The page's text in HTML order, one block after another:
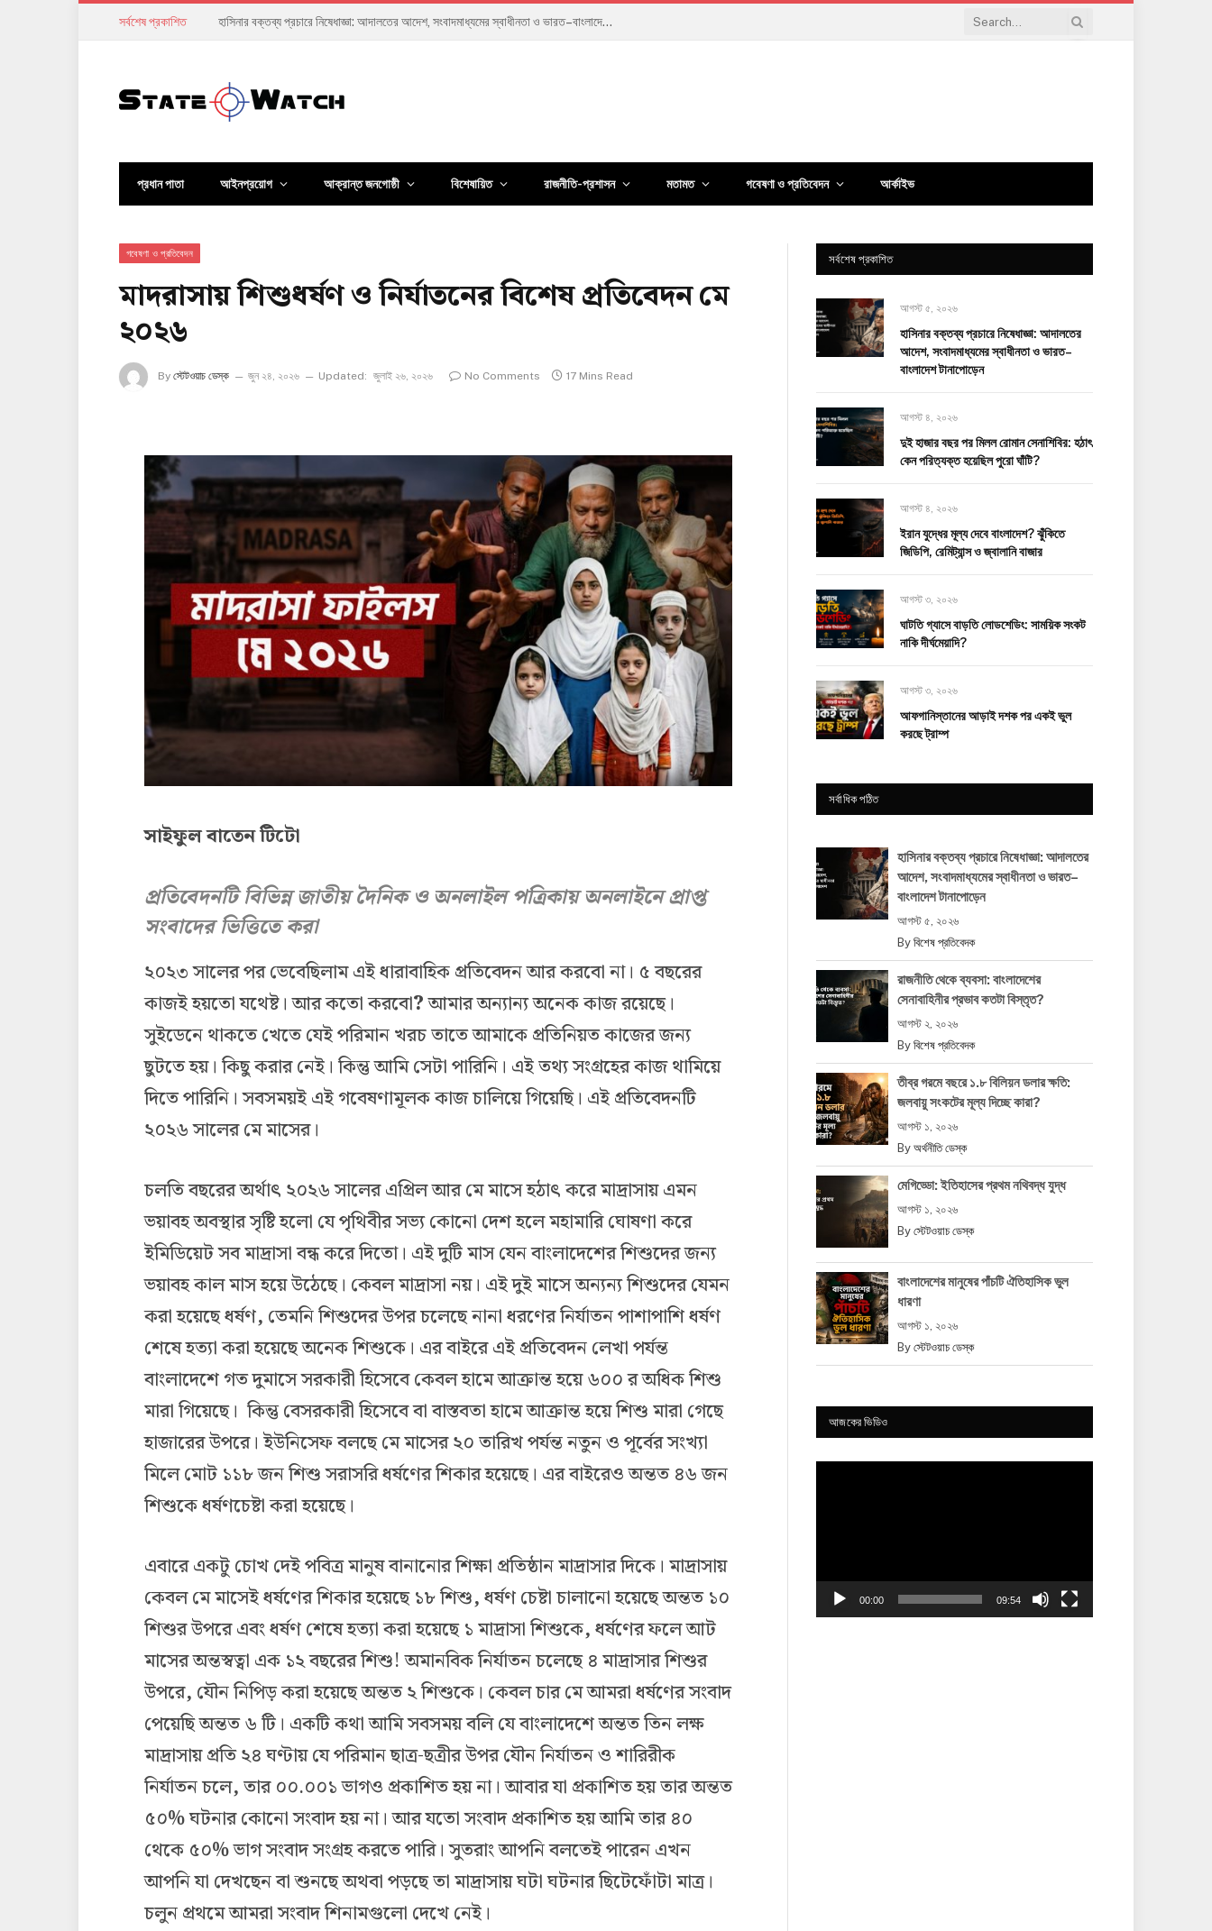
সর্বশেষ প্রকাশিত দুই হাজার বছর পর মিলল রোমান সেনাশিবির: হঠাৎ কেন পরিত্যক্ত হয়েছিল পুরো ঘাঁটি?
প্রধান পাতা আইনপ্রয়োগ আক্রান্ত জনগোষ্ঠী বিশেষায়িত রাজনীতি-প্রশাসন মতামত গবেষণা ও প্রতিবেদন আর্কাইভ
গবেষণা ও প্রতিবেদন
মাদরাসায় শিশুধর্ষণ ও নির্যাতনের বিশেষ প্রতিবেদন মে
২০২৬
By স্টেটওয়াচ ডেস্ক জুন ২৪, ২০২৬ Updated: জুলাই ২৬, ২০২৬ No Comments 17 Mins Read
সাইফুল বাতেন টিটো
প্রতিবেদনটি বিভিন্ন জাতীয় দৈনিক ও অনলাইল পত্রিকায় অনলাইনে প্রাপ্ত
সংবাদের ভিত্তিতে করা
২০২৩ সালের পর ভেবেছিলাম এই ধারাবাহিক প্রতিবেদন আর করবো না। ৫ বছরের
কাজই হয়তো যথেষ্ট। আর কতো করবো?আমার অন্যান্য অনেক কাজ রয়েছে।
সুইডেনে থাকতে খেতে যেই পরিমান খরচ তাতে আমাকে প্রতিনিয়ত কাজের জন্য
ছুটতে হয়। কিছু করার নেই। কিন্তু আমি সেটা পারিনি। এই তথ্য সংগ্রহের কাজ থামিয়ে
দিতে পারিনি। সবসময়ই এই গবেষণামূলক কাজ চালিয়ে গিয়েছি। এই প্রতিবেদনটি
২০২৬ সালের মে মাসের।
চলতি বছরের অর্থাৎ ২০২৬ সালের এপ্রিল আর মে মাসে হঠাৎ করে মাদ্রাসায় এমন
ভয়াবহ অবস্থার সৃষ্টি হলো যে পৃথিবীর সভ্য কোনো দেশ হলে মহামারি ঘোষণা করে
ইমিডিয়েট সব মাদ্রাসা বন্ধ করে দিতো। এই দুটি মাস যেন বাংলাদেশের শিশুদের জন্য
ভয়াবহ কাল মাস হয়ে উঠেছে। কেবল মাদ্রাসা নয়। এই দুই মাসে অন্যন্য শিশুদের যেমন
করা হয়েছে ধর্ষণ, তেমনি শিশুদের উপর চলেছে নানা ধরণের নির্যাতন পাশাপাশি ধর্ষণ
শেষে হত্যা করা হয়েছে অনেক শিশুকে। এর বাইরে এই প্রতিবেদন লেখা পর্যন্ত
বাংলাদেশে গত দুমাসে সরকারী হিসেবে কেবল হামে আক্রান্ত হয়ে ৬০০ র অধিক শিশু
মারা গিয়েছে। কিন্তু বেসরকারী হিসেবে বা বাস্তবতা হামে আক্রান্ত হয়ে শিশু মারা গেছে
হাজারের উপরে। ইউনিসেফ বলছে মে মাসের ২০ তারিখ পর্যন্ত নতুন ও পূর্বের সংখ্যা
মিলে মোট ১১৮ জন শিশু সরাসরি ধর্ষণের শিকার হয়েছে। এর বাইরেও অন্তত ৪৬ জন
শিশুকে ধর্ষণচেষ্টা করা হয়েছে।
এবারে একটু চোখ দেই পবিত্র মানুষ বানানোর শিক্ষা প্রতিষ্ঠান মাদ্রাসার দিকে। মাদ্রাসায়
কেবল মে মাসেই ধর্ষণের শিকার হয়েছে ১৮ শিশু,ধর্ষণ চেষ্টা চালানো হয়েছে অন্তত ১০
শিশুর উপরে এবং ধর্ষণ শেষে হত্যা করা হয়েছে ১ মাদ্রাসা শিশুকে,ধর্ষণের ফলে আট
মাসের অন্তস্বত্বা এক ১২ বছরের শিশু! অমানবিক নির্যাতন চলেছে ৪ মাদ্রাসার শিশুর
উপরে, যৌন নিপিড় করা হয়েছে অন্তত ২ শিশুকে। কেবল চার মে আমরা ধর্ষণের সংবাদ
পেয়েছি অন্তত ৬ টি। একটি কথা আমি সবসময় বলি যে বাংলাদেশে অন্তত তিন লক্ষ
মাদ্রাসায় প্রতি ২৪ ঘণ্টায় যে পরিমান ছাত্র-ছত্রীর উপর যৌন নির্যাতন ও শারিরীক
নির্যাতন চলে,তার ০০.০০১ ভাগও প্রকাশিত হয় না। আবার যা প্রকাশিত হয় তার অন্তত
৫০% ঘটনার কোনো সংবাদ হয় না। আর যতো সংবাদ প্রকাশিত হয় আমি তার ৪০
থেকে ৫০% ভাগ সংবাদ সংগ্রহ করতে পারি। সুতরাং আপনি বলতেই পারেন এখন
আপনি যা দেখছেন বা শুনছে অথবা পড়ছে তা মাদ্রাসায় ঘটা ঘটনার ছিটেফোঁটা মাত্র।
চলুন প্রথমে আমরা সংবাদ শিনামগুলো দেখে নেই।
সর্বশেষ প্রকাশিত
আগস্ট ৫, ২০২৬
হাসিনার বক্তব্য প্রচারে নিষেধাজ্ঞা: আদালতের
আদেশ, সংবাদমাধ্যমের স্বাধীনতা ও ভারত–
বাংলাদেশ টানাপোড়েন
আগস্ট ৪, ২০২৬
দুই হাজার বছর পর মিলল রোমান সেনাশিবির: হঠাৎ
কেন পরিত্যক্ত হয়েছিল পুরো ঘাঁটি?
আগস্ট ৪, ২০২৬
ইরান যুদ্ধের মূল্য দেবে বাংলাদেশ? ঝুঁকিতে
জিডিপি, রেমিট্যান্স ও জ্বালানি বাজার
আগস্ট ৩, ২০২৬
ঘাটতি গ্যাসে বাড়তি লোডশেডিং: সাময়িক সংকট
নাকি দীর্ঘমেয়াদি?
আগস্ট ৩, ২০২৬
আফগানিস্তানের আড়াই দশক পর একই ভুল
করছে ট্রাম্প
সর্বাধিক পঠিত
হাসিনার বক্তব্য প্রচারে নিষেধাজ্ঞা: আদালতের
আদেশ, সংবাদমাধ্যমের স্বাধীনতা ও ভারত–
বাংলাদেশ টানাপোড়েন
আগস্ট ৫, ২০২৬
By বিশেষ প্রতিবেদক
রাজনীতি থেকে ব্যবসা: বাংলাদেশের
সেনাবাহিনীর প্রভাব কতটা বিস্তৃত?
আগস্ট ২, ২০২৬
By বিশেষ প্রতিবেদক
তীব্র গরমে বছরে ১.৮ বিলিয়ন ডলার ক্ষতি:
জলবায়ু সংকটের মূল্য দিচ্ছে কারা?
আগস্ট ১, ২০২৬
By অর্থনীতি ডেস্ক
মেগিড্ডো: ইতিহাসের প্রথম নথিবদ্ধ যুদ্ধ
আগস্ট ১, ২০২৬
By স্টেটওয়াচ ডেস্ক
বাংলাদেশের মানুষের পাঁচটি ঐতিহাসিক ভুল
ধারণা
আগস্ট ১, ২০২৬
By স্টেটওয়াচ ডেস্ক
আজকের ভিডিও
00:00 09:54